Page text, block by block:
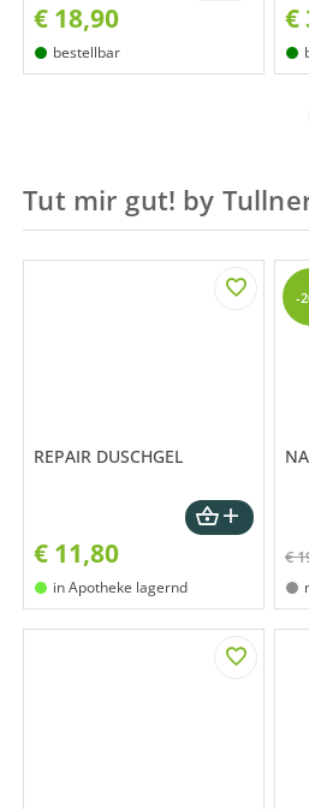
€ 18,90
bestellbar
€
Tut mir gut! by
REPAIR DUSCHGEL
€ 11,80
in Apotheke lagernd
-
€